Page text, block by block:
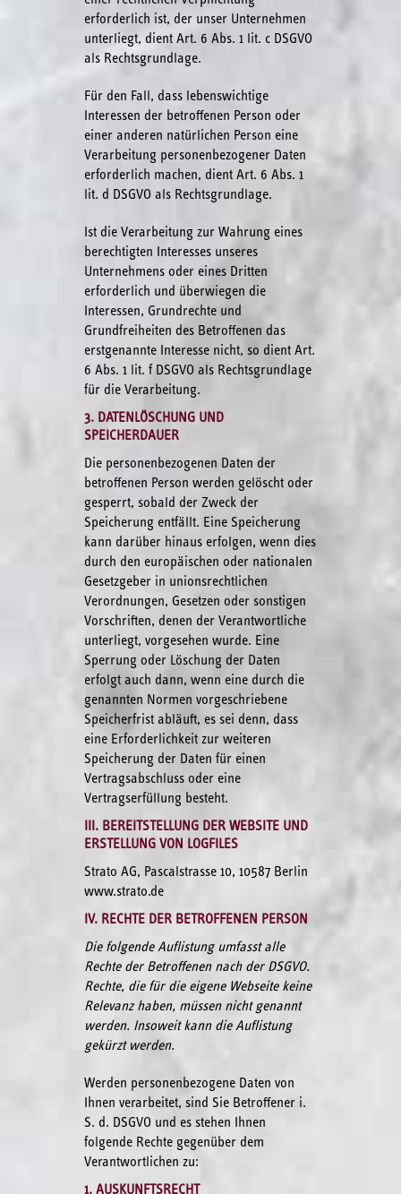
erforderlich ist, der unser Unternehmen
unterliegt, dient Art. 6 Abs. 1 lit. c DSGVO
als Rechtsgrundlage.
Für den Fall, dass lebenswichtige
Interessen der betroffenen Person oder
einer anderen natürlichen Person eine
Verarbeitung personenbezogener Daten
erforderlich machen, dient Art. 6 Abs. 1
lit. d DSGVO als Rechtsgrundlage.
Ist die Verarbeitung zur Wahrung eines
berechtigten Interesses unseres
Unternehmens oder eines Dritten
erforderlich und überwiegen die
Interessen, Grundrechte und
Grundfreiheiten des Betroffenen das
erstgenannte Interesse nicht, so dient Art.
6 Abs. 1 lit. f DSGVO als Rechtsgrundlage
für die Verarbeitung.
3. DATENLÖSCHUNG UND
SPEICHERDAUER
Die personenbezogenen Daten der
betroffenen Person werden gelöscht oder
gesperrt, sobald der Zweck der
Speicherung entfällt. Eine Speicherung
kann darüber hinaus erfolgen, wenn dies
durch den europäischen oder nationalen
Gesetzgeber in unionsrechtlichen
Verordnungen, Gesetzen oder sonstigen
Vorschriften, denen der Verantwortliche
unterliegt, vorgesehen wurde. Eine
Sperrung oder Löschung der Daten
erfolgt auch dann, wenn eine durch die
genannten Normen vorgeschriebene
Speicherfrist abläuft, es sei denn, dass
eine Erforderlichkeit zur weiteren
Speicherung der Daten für einen
Vertragsabschluss oder eine
Vertragserfüllung besteht.
III. BEREITSTELLUNG DER WEBSITE UND
ERSTELLUNG VON LOGFILES
Strato AG, Pascalstrasse 10, 10587 Berlin
www.strato.de
IV. RECHTE DER BETROFFENEN PERSON
Die folgende Auflistung umfasst alle
Rechte der Betroffenen nach der DSGVO.
Rechte, die für die eigene Webseite keine
Relevanz haben, müssen nicht genannt
werden. Insoweit kann die Auflistung
gekürzt werden.
Werden personenbezogene Daten von
Ihnen verarbeitet, sind Sie Betroffener i.
S. d. DSGVO und es stehen Ihnen
folgende Rechte gegenüber dem
Verantwortlichen zu:
1. AUSKUNFTSRECHT